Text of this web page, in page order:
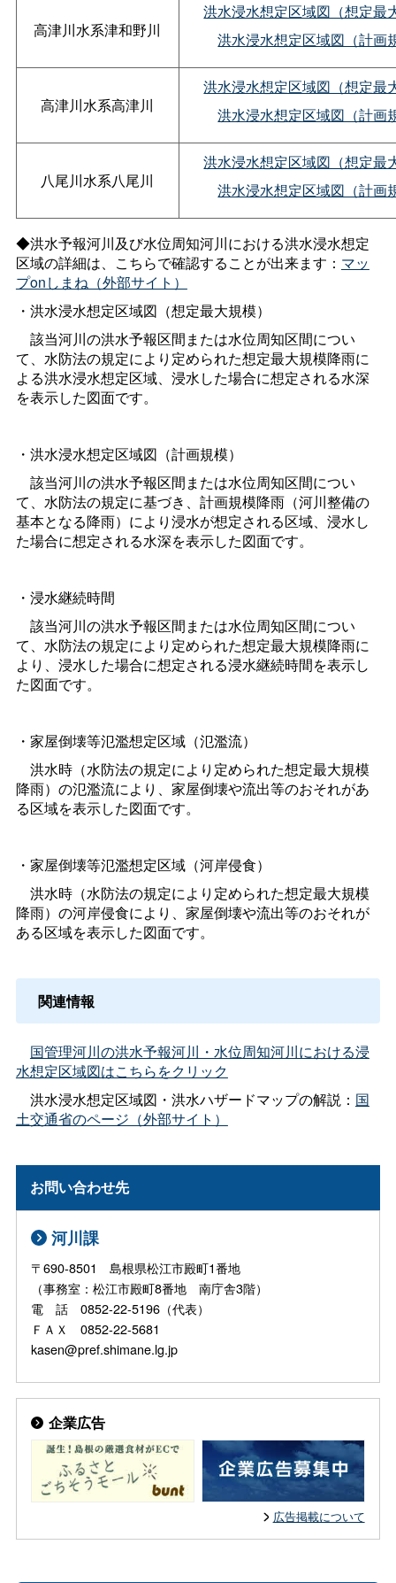
高津川水系津和野川
洪水浸水想定区域図（想定最
洪水浸水想定区域図（計画
高津川水系高津川
洪水浸水想定区域図（想定最
洪水浸水想定区域図（計画
八尾川水系八尾川
洪水浸水想定区域図（想定最
洪水浸水想定区域図（計画
◆洪水予報河川及び水位周知河川における洪水浸水想定
区域の詳細は、こちらで確認することが出来ます： マッ
プonしまね（外部サイト）
・洪水浸水想定区域図（想定最大規模）
該当河川の洪水予報区間または水位周知区間につい
て、水防法の規定により定められた想定最大規模降雨に
よる洪水浸水想定区域、浸水した場合に想定される水深
を表示した図面です。
・洪水浸水想定区域図（計画規模）
該当河川の洪水予報区間または水位周知区間につい
て、水防法の規定に基づき、計画規模降雨（河川整備の
基本となる降雨）により浸水が想定される区域、浸水し
た場合に想定される水深を表示した図面です。
・浸水継続時間
該当河川の洪水予報区間または水位周知区間につい
て、水防法の規定により定められた想定最大規模降雨に
より、浸水した場合に想定される浸水継続時間を表示し
た図面です。
・家屋倒壊等氾濫想定区域（氾濫流）
洪水時（水防法の規定により定められた想定最大規模
降雨）の氾濫流により、家屋倒壊や流出等のおそれがあ
る区域を表示した図面です。
・家屋倒壊等氾濫想定区域（河岸侵食）
洪水時（水防法の規定により定められた想定最大規模
降雨）の河岸侵食により、家屋倒壊や流出等のおそれが
ある区域を表示した図面です。
関連情報
国管理河川の洪水予報河川・水位周知河川における浸
水想定区域図はこちらをクリック
洪水浸水想定区域図・洪水ハザードマップの解説： 国
土交通省のページ（外部サイト）
お問い合わせ先
河川課
〒690-8501 島根県松江市殿町1番地
（事務室：松江市殿町8番地 南庁舎3階）
電 話 0852-22-5196（代表）
ＦＡＸ 0852-22-5681
kasen@pref.shimane.lg.jp
企業広告
広告掲載について